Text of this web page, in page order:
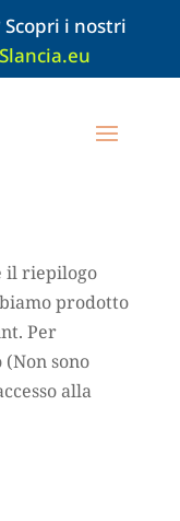
Scopri i nostri
Slancia.eu
il riepilogo
prodotto
Per
sono
alla